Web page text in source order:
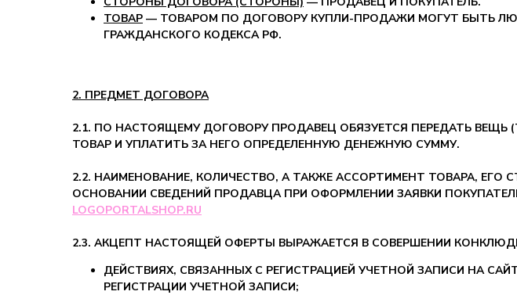
ТОВАР — ТОВАРОМ ПО ДОГОВОРУ КУПЛИ-ПРОДАЖИ МОГУТ БЫТЬ
ГРАЖДАНСКОГО КОДЕКСА РФ.
2. ПРЕДМЕТ ДОГОВОРА
2.1. ПО НАСТОЯЩЕМУ ДОГОВОРУ ПРОДАВЕЦ ОБЯЗУЕТСЯ ПЕРЕДАТЬ ВЕЩЬ
ТОВАР И УПЛАТИТЬ ЗА НЕГО ОПРЕДЕЛЕННУЮ ДЕНЕЖНУЮ СУММУ.
2.2. НАИМЕНОВАНИЕ, КОЛИЧЕСТВО, А ТАКЖЕ АССОРТИМЕНТ ТОВАРА,
ОСНОВАНИИ СВЕДЕНИЙ ПРОДАВЦА ПРИ ОФОРМЛЕНИИ ЗАЯВКИ
LOGOPORTALSHOP.RU
2.3. АКЦЕПТ НАСТОЯЩЕЙ ОФЕРТЫ ВЫРАЖАЕТСЯ В СОВЕРШЕНИИ
ДЕЙСТВИЯХ, СВЯЗАННЫХ С РЕГИСТРАЦИЕЙ УЧЕТНОЙ ЗАПИСИ НА
РЕГИСТРАЦИИ УЧЕТНОЙ ЗАПИСИ;